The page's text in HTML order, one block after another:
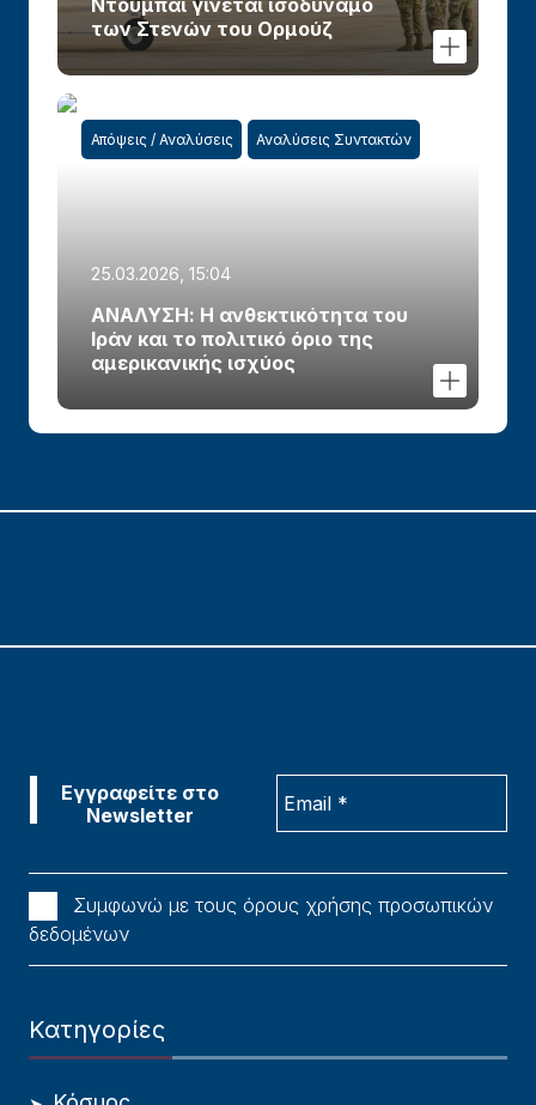
των Στενών του Ορμούζ
Απόψεις / Αναλύσεις Αναλύσεις Συντακτών
25.03.2026, 15:04
ΑΝΑΛΥΣΗ: Η ανθεκτικότητα του
Ιράν και το πολιτικό όριο της
αμερικανικής ισχύος
Συμφωνώ με τους όρους χρήσης προσωπικών
δεδομένων
Κατηγορίες